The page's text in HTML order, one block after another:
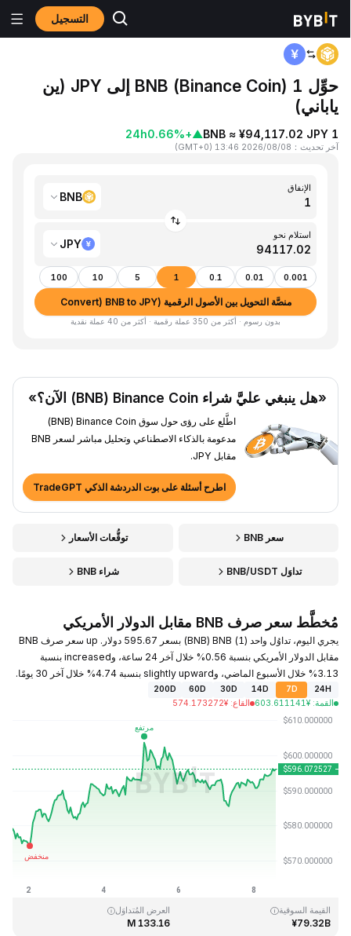
التسجيل المنزٍل BNB to JPY
حوِّل 1 BNB (Binance Coin) إلى JPY (ين
ياباني)
1 BNB ≈ ¥94,117.02 JPY
▲
+0.66%
24h
آخر تحديث：
2026/08/08 13:46
(
GMT+0
)
الإنفاق
BNB
استلام نحو
JPY
0.001
0.01
0.1
1
5
10
100
منصَّة التحويل بين الأصول الرقمية (Convert) BNB to JPY
بدون رسوم · أكثر من 350 عملة رقمية · أكثر من 40 عملة نقدية
«هل ينبغي عليَّ شراء Binance Coin ‏(BNB) الآن؟»
اطَّلع على رؤى حول سوق Binance Coin ‏(BNB)
مدعومة بالذكاء الاصطناعي وتحليل مباشر لسعر BNB
مقابل JPY.
اطرح أسئلة على بوت الدردشة الذكي TradeGPT
سعر BNB توقُّعات الأسعار
تداوَل BNB/USDT شراء BNB
مُخطَّط سعر صرف BNB مقابل الدولار الأمريكي
يجري اليوم، تداوُل واحد (1) BNB ‏(BNB) بسعر 595.67 دولار. up سعر صرف BNB
مقابل الدولار الأمريكي بنسبة 0.56% خلال آخر 24 ساعة، وincreased بنسبة
3.13% خلال الأسبوع الماضي، وslightly upward بنسبة 4.74% خلال آخر 30 يومًا.
24H
7D
14D
30D
60D
200D
القمة:
¥
603.611141 القاع:
¥
574.173272
آخر تحديث: 2026-08-08، 13:46 GMT+0
القيمة السوقية
¥79.32B
العرض المُتداوَل
133.16 M